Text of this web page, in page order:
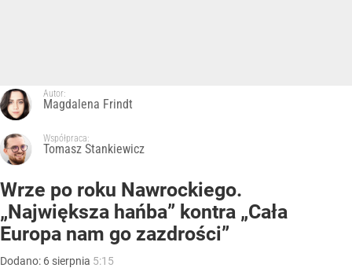
Autor:
Magdalena Frindt
Współpraca:
Tomasz Stankiewicz
Wrze po roku Nawrockiego.
„Największa hańba” kontra „Cała
Europa nam go zazdrości”
Dodano: 6 sierpnia 5:15